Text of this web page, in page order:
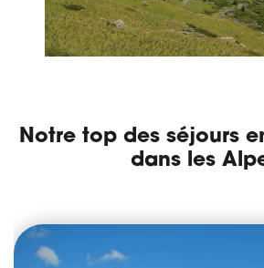
Notre top des séjours
dans les